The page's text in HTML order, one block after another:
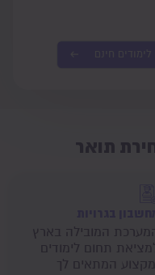
תואר
המובילה בארץ
תחום לימודים
המתאים לך